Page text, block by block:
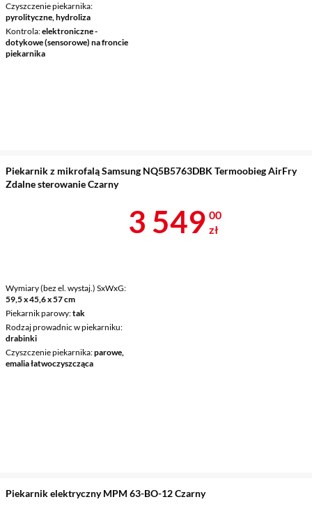
Czyszczenie piekarnika
pyrolityczne, hydroliza
Kontrola elektroniczne -
dotykowe (sensorowe) na froncie
piekarnika
Piekarnik z mikrofalą Samsung NQ5B5763DBK Termoobieg AirFry
Zdalne sterowanie Czarny
Wymiary (bez el. wystaj.) SxWxG
59,5 x 45,6 x 57 cm
Piekarnik parowy tak
Rodzaj prowadnic w piekarniku
drabinki
Czyszczenie piekarnika parowe,
emalia łatwoczyszcząca
Cena 3 549 zł
3 549 00
zł
Piekarnik elektryczny MPM 63-BO-12 Czarny